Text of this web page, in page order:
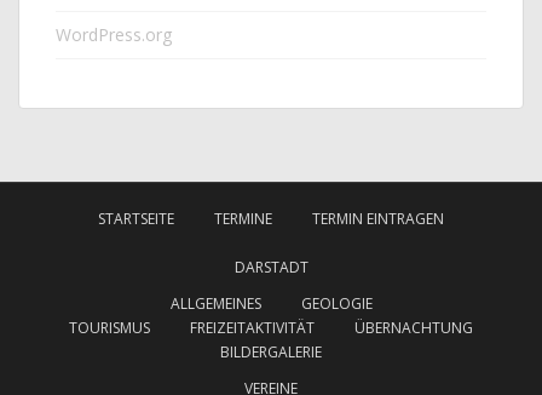
WordPress.org
STARTSEITE TERMINE TERMIN EINTRAGEN
DARSTADT
ALLGEMEINES
GEOLOGIE
TOURISMUS
FREIZEITAKTIVITÄT
ÜBERNACHTUNG
BILDERGALERIE
VEREINE